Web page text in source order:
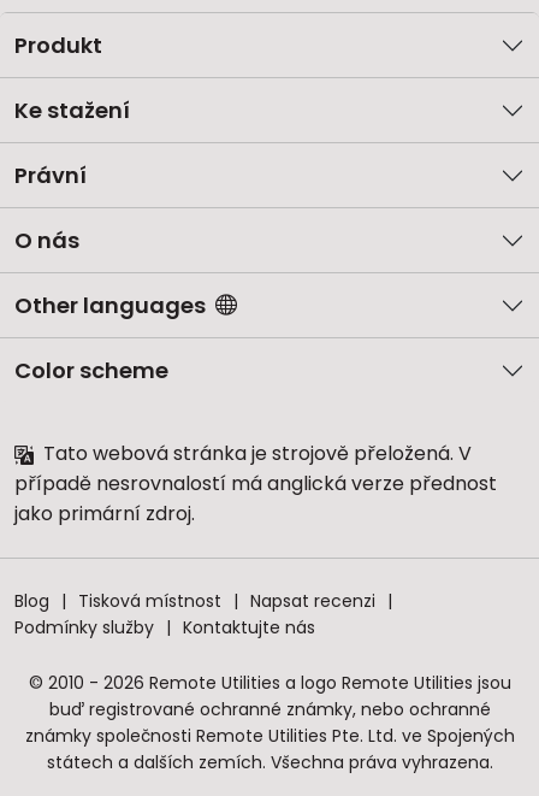
Produkt
Ke stažení
Právní
O nás
Other languages
Color scheme
Tato webová stránka je strojově přeložená. V
případě nesrovnalostí má anglická verze přednost
jako primární zdroj.
Blog Tisková místnost
Napsat recenzi
Podmínky služby
Kontaktujte nás
© 2010 - 2026 Remote Utilities a logo Remote Utilities jsou
buď registrované ochranné známky, nebo ochranné
známky společnosti Remote Utilities Pte. Ltd. ve Spojených
státech a dalších zemích. Všechna práva vyhrazena.